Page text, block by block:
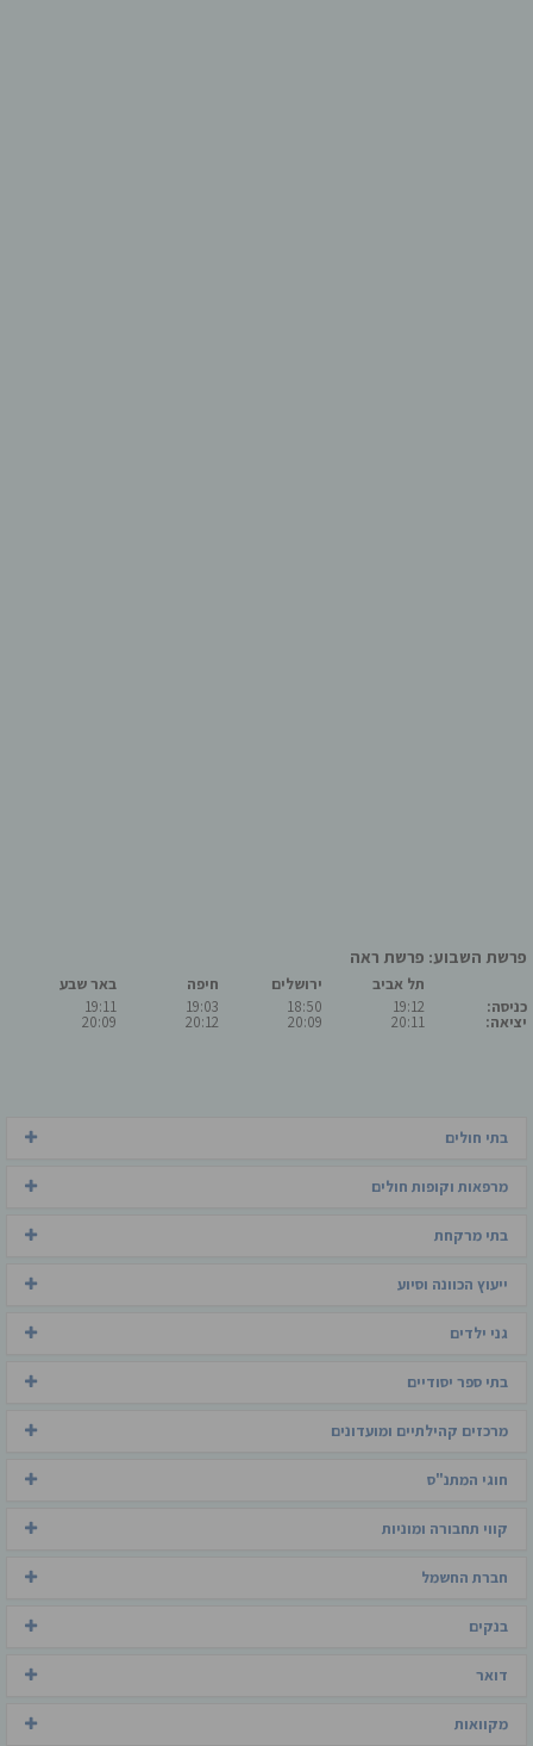
פרשת השבוע: פרשת ראה
כניסה:
יציאה:
תל אביב
19:12
20:11
ירושלים
18:50
20:09
חיפה
19:03
20:12
באר שבע
19:11
20:09
בתי חולים
מרפאות וקופות חולים
בתי מרקחת
ייעוץ הכוונה וסיוע
גני ילדים
בתי ספר יסודיים
מרכזים קהילתיים ומועדונים
חוגי המתנ"ס
קווי תחבורה ומוניות
חברת החשמל
בנקים
דואר
מקוואות